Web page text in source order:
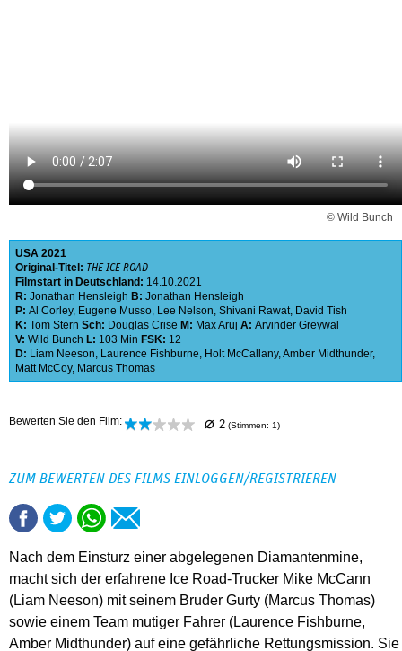
© Wild Bunch
USA 2021
Original-Titel: THE ICE ROAD
Filmstart in Deutschland: 14.10.2021
R: Jonathan Hensleigh B: Jonathan Hensleigh
P: Al Corley, Eugene Musso, Lee Nelson, Shivani Rawat, David Tish
K: Tom Stern Sch: Douglas Crise M: Max Aruj A: Arvinder Greywal
V: Wild Bunch L: 103 Min FSK: 12
D: Liam Neeson, Laurence Fishburne, Holt McCallany,Amber Midthunder,
Matt McCoy, Marcus Thomas
Bewerten Sie den Film: ⌀ 2 (Stimmen: 1)
ZUM BEWERTEN DES FILMS EINLOGGEN/REGISTRIEREN
Nach dem Einsturz einer abgelegenen Diamantenmine,
macht sich der erfahrene Ice Road-Trucker Mike McCann
(Liam Neeson) mit seinem Bruder Gurty (Marcus Thomas)
sowie einem Team mutiger Fahrer (Laurence Fishburne,
Amber Midthunder) auf eine gefährliche Rettungsmission. Sie